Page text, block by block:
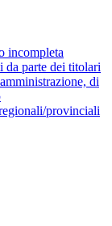
incompleta
da parte dei titolari
di
provinciali